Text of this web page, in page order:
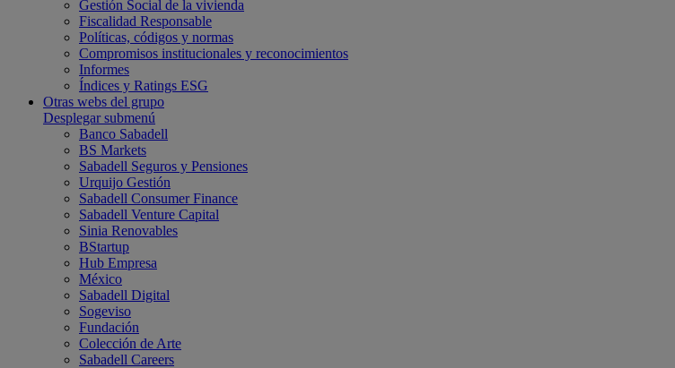
Gestión Social de la vivienda
Fiscalidad Responsable
Políticas, códigos y normas
Compromisos institucionales y reconocimientos
Informes
Índices y Ratings ESG
Otras webs del grupo
Desplegar submenú
Banco Sabadell
BS Markets
Sabadell Seguros y Pensiones
Urquijo Gestión
Sabadell Consumer Finance
Sabadell Venture Capital
Sinia Renovables
BStartup
Hub Empresa
México
Sabadell Digital
Sogeviso
Fundación
Colección de Arte
Sabadell Careers